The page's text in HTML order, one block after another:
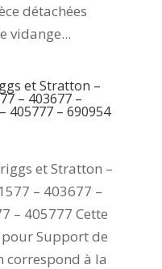
détachées
vidange...
et Stratton –
– 403677 –
405777 – 690954
et Stratton –
– 403677 –
– 405777 Cette
pour Support de
correspond à la